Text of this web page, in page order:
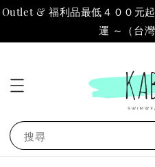
Outlet & 福利品最低４００元
運 ～（台
搜尋